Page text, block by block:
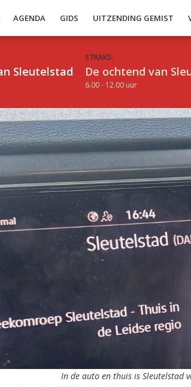
AGENDA GIDS UITZENDING GEMIST
Sleutelstad
STRAKS:
De ochtend van
6.00 - 12.00 uur
In de auto en thuis is Sleutelstad